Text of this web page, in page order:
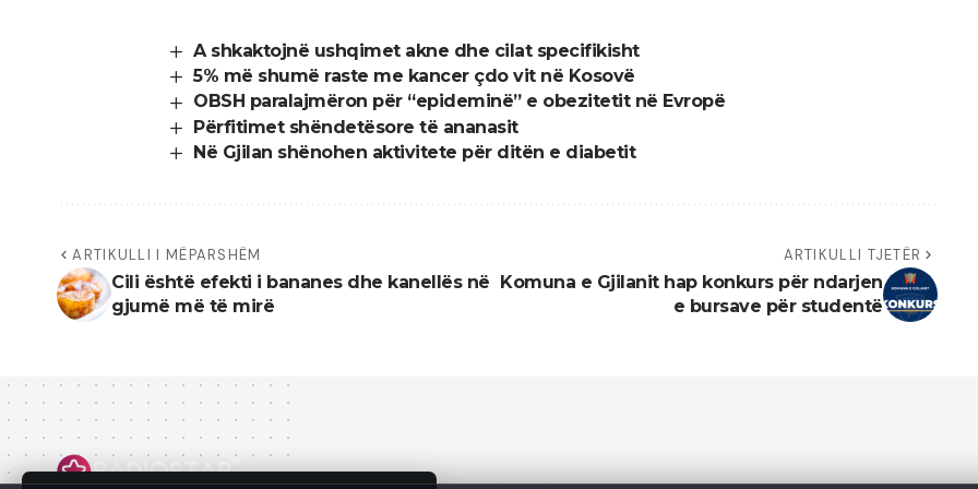
A shkaktojnë ushqimet akne dhe cilat specifikisht
5% më shumë raste me kancer çdo vit në Kosovë
OBSH paralajmëron për “epideminë” e obezitetit në Evropë
Përfitimet shëndetësore të ananasit
Në Gjilan shënohen aktivitete për ditën e diabetit
ARTIKULLI I MËPARSHËM
Cili është efekti i bananes dhe kanellës në
gjumë më të mirë
ARTIKULLI TJETËR
Komuna e Gjilanit hap konkurs për ndarjen
e bursave për studentë